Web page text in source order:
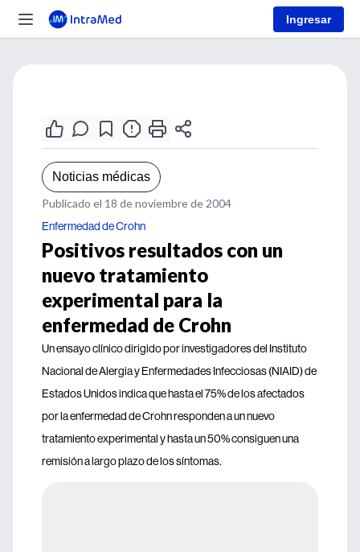
Ingresar
Noticias médicas
Publicado el 18 de noviembre de 2004
Enfermedad de Crohn
Positivos resultados con un
nuevo tratamiento
experimental para la
enfermedad de Crohn
Un ensayo clínico dirigido por investigadores del Instituto
Nacional de Alergia y Enfermedades Infecciosas (NIAID) de
Estados Unidos indica que hasta el 75% de los afectados
por la enfermedad de Crohn responden a un nuevo
tratamiento experimental y hasta un 50% consiguen una
remisión a largo plazo de los síntomas.